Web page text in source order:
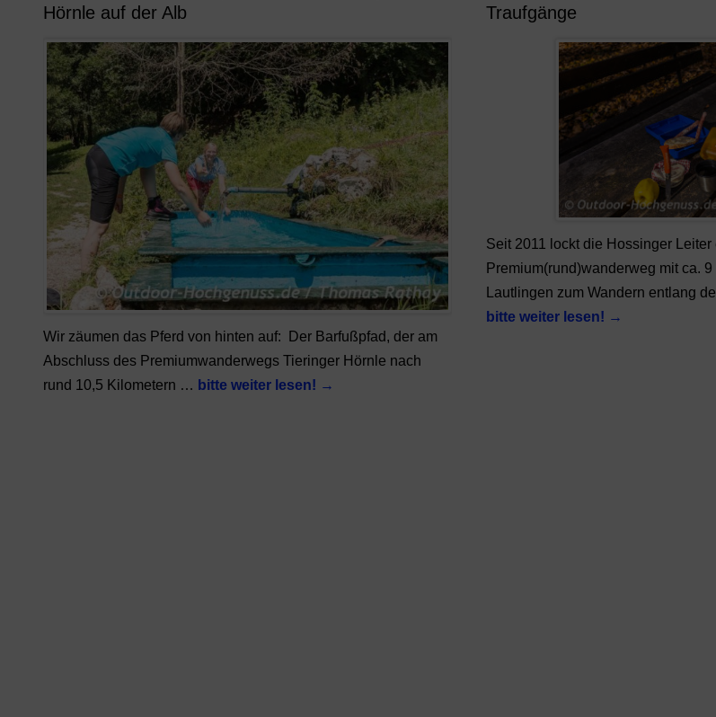
Hörnle auf der Alb
Wir zäumen das Pferd von hinten auf: Der Barfußpfad, der am
Abschluss des Premiumwanderwegs Tieringer Hörnle nach
rund 10,5 Kilometern … bitte weiter lesen! →
Traufgänge
Seit 2011 lockt die Hossinger Leiter
Premium(rund)wanderweg mit ca.
Lautlingen zum Wandern entlang
bitte weiter lesen! →